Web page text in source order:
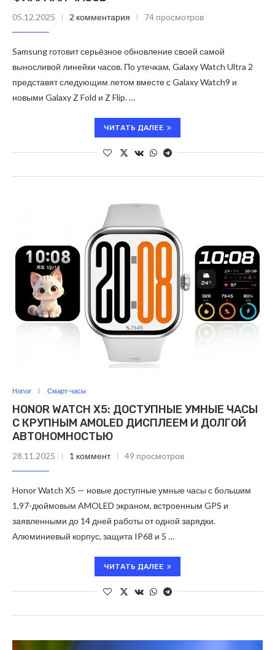
05.12.2025 2 комментария 74 просмотров
Samsung готовит серьёзное обновление своей самой
выносливой линейки часов. По утечкам, Galaxy Watch Ultra 2
представят следующим летом вместе с Galaxy Watch9 и
новыми Galaxy Z Fold и Z Flip. …
ЧИТАТЬ ДАЛЕЕ
Honor Смарт-часы
HONOR WATCH X5: ДОСТУПНЫЕ УМНЫЕ ЧАСЫ
С КРУПНЫМ AMOLED ДИСПЛЕЕМ И ДОЛГОЙ
АВТОНОМНОСТЬЮ
28.11.2025 1 коммент 49 просмотров
Honor Watch X5 — новые доступные умные часы с большим
1,97-дюймовым AMOLED экраном, встроенным GPS и
заявленными до 14 дней работы от одной зарядки.
Алюминиевый корпус, защита IP68 и 5 …
ЧИТАТЬ ДАЛЕЕ